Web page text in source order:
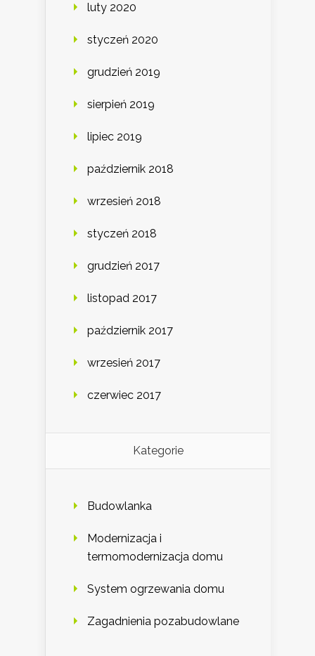
luty 2020
styczeń 2020
grudzień 2019
sierpień 2019
lipiec 2019
październik 2018
wrzesień 2018
styczeń 2018
grudzień 2017
listopad 2017
październik 2017
wrzesień 2017
czerwiec 2017
Kategorie
Budowlanka
Modernizacja i
termomodernizacja domu
System ogrzewania domu
Zagadnienia pozabudowlane